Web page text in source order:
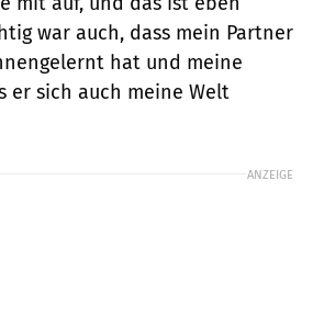
war auch, dass mein Partner
hat und meine
er sich auch meine Welt
ANZEIGE